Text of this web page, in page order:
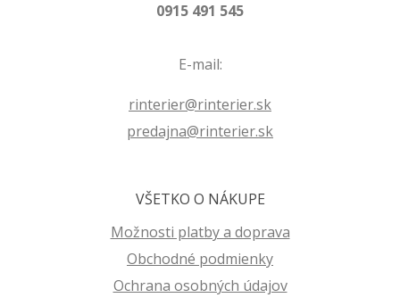
0915 491 545
E-mail:
rinterier@rinterier.sk
predajna@rinterier.sk
VŠETKO O NÁKUPE
Možnosti platby a doprava
Obchodné podmienky
Ochrana osobných údajov